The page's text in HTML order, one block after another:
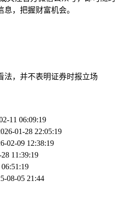
，把握财富机会。
法，并不表明证券时报立场
11 06:09:19
01-28 22:05:19
02-09 12:38:19
11:39:19
08-05 21:44